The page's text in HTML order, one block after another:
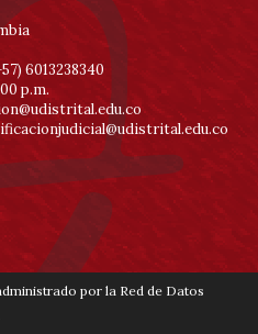
6013238340
p.m.
por la Red de Datos